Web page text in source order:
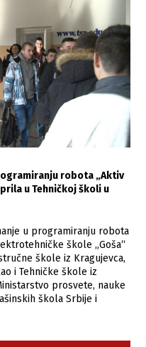
robota „Aktiv
u Tehničkoj školi u
u programiranju robota
škole „Goša“
škole iz Kragujevca,
i Tehničke škole iz
prosvete, nauke
škola Srbije i